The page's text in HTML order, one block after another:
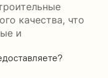
качества, что
и